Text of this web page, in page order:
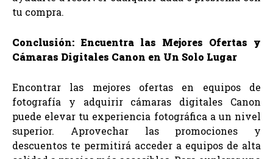
tu compra.
Conclusión: Encuentra las Mejores Ofertas y
Cámaras Digitales Canon en Un Solo Lugar
Encontrar las mejores ofertas en equipos de
fotografía y adquirir cámaras digitales Canon
puede elevar tu experiencia fotográfica a un nivel
superior. Aprovechar las promociones y
descuentos te permitirá acceder a equipos de alta